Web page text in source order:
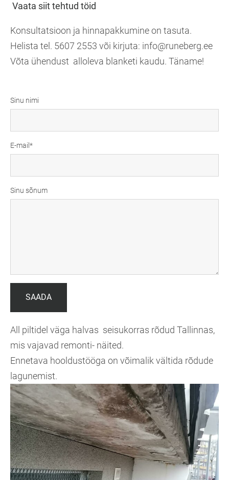
Vaata siit tehtud töid
Konsultatsioon ja hinnapakkumine on tasuta.
Helista tel. 5607 2553 või kirjuta: info@runeberg.ee
Võta ühendust alloleva blanketi kaudu. Täname!
Sinu nimi
E-mail
Sinu sõnum
All piltidel väga halvas seisukorras rõdud Tallinnas,
mis vajavad remonti- näited.
Ennetava hooldustööga on võimalik vältida rõdude
lagunemist.